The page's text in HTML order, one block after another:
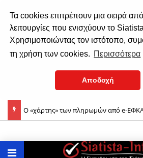
Τα cookies επιτρέπουν μια σειρά από
λειτουργίες που ενισχύουν το
Χρησιμοποιώντας τον ιστότοπο,
τη χρήση των cookies. Περισσότερα
Αποδοχή
Ο «χάρτης» των πληρωμών από e-ΕΦΚΑ,